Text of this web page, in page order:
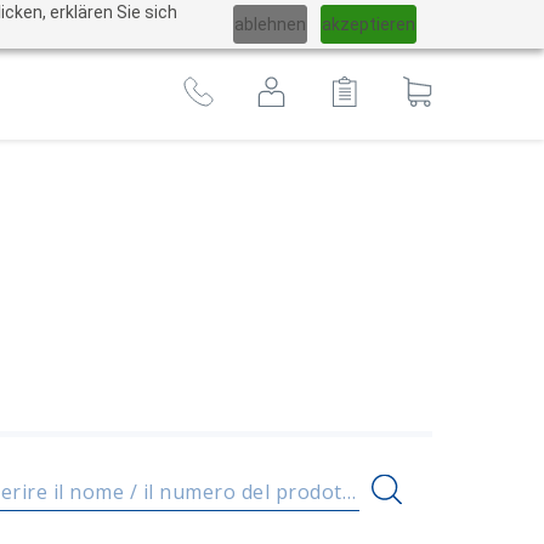
erklären Sie sich
ablehnen akzeptieren
Cambiare
lingua
Al
Inserire il nome / il numero del prodotto